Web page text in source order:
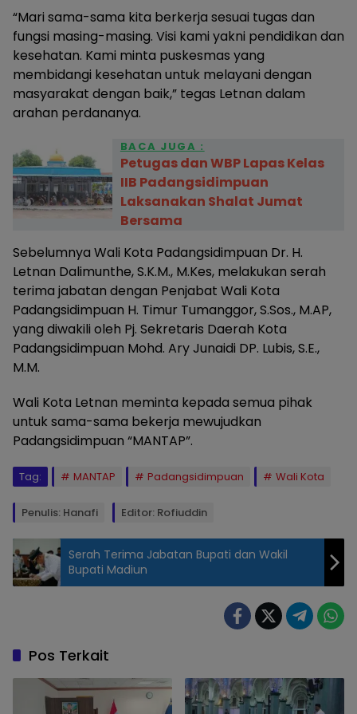
“Mari sama-sama kita berkerja sesuai tugas dan
fungsi masing-masing. Visi kami yakni pendidikan dan
kesehatan. Kami minta puskesmas yang
membidangi kesehatan untuk melayani dengan
masyarakat dengan baik,” tegas Letnan dalam
arahan perdananya.
BACA JUGA :
Petugas dan WBP Lapas Kelas
IIB Padangsidimpuan
Laksanakan Shalat Jumat
Bersama
Sebelumnya Wali Kota Padangsidimpuan Dr. H.
Letnan Dalimunthe, S.K.M., M.Kes, melakukan serah
terima jabatan dengan Penjabat Wali Kota
Padangsidimpuan H. Timur Tumanggor, S.Sos., M.AP,
yang diwakili oleh Pj. Sekretaris Daerah Kota
Padangsidimpuan Mohd. Ary Junaidi DP. Lubis, S.E.,
M.M.
Wali Kota Letnan meminta kepada semua pihak
untuk sama-sama bekerja mewujudkan
Padangsidimpuan “MANTAP”.
Tag: MANTAP Padangsidimpuan Wali Kota
Penulis: Hanafi Editor: Rofiuddin
Serah Terima Jabatan Bupati dan Wakil
Bupati Madiun
Pos Terkait